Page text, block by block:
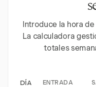
Introduce la hora
La calculadora
totales
DÍA ENTRADA